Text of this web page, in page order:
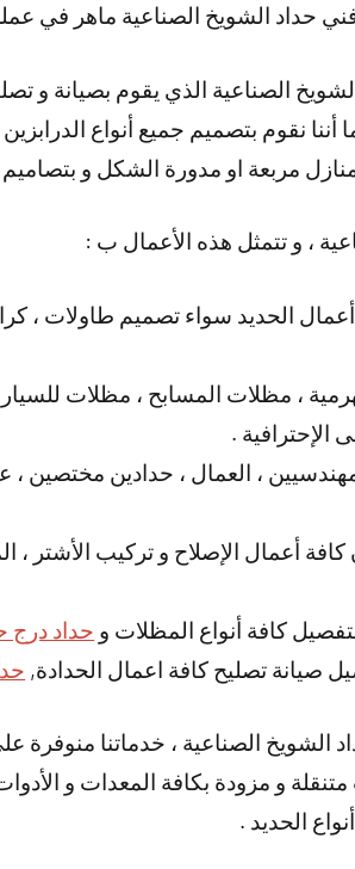
حداد الشويخ الصناعية ماهر في
الصناعية الذي يقوم بصيانة و
أننا نقوم بتصميم جميع أنواع
مربعة او مدورة الشكل و
، و تتمثل هذه الأعمال ب :
الحديد سواء تصميم طاولات ،
، مظلات المسابح ، مظلات
الإحترافية .
، العمال ، حدادين مختصين ،
أعمال الإصلاح و تركيب الأشتر ،
كافة أنواع المظلات و حداد درج
صيانة تصليح كافة اعمال الحدادة,
و مزودة بكافة المعدات و الأدوات
الحديد .